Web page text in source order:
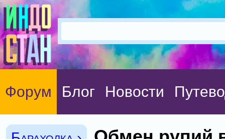
Форум Блог Новости